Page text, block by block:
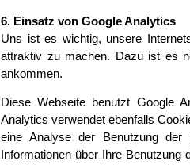
6. Einsatz von Google Analytics
Uns ist es wichtig, unsere
attraktiv zu machen. Dazu ist es
ankommen.
Diese Webseite benutzt Google
Analytics verwendet ebenfalls
eine Analyse der Benutzung
Informationen über Ihre